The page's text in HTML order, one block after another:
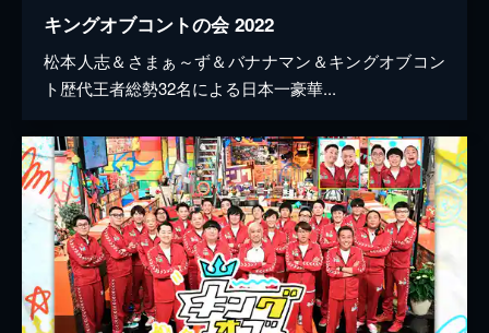
キングオブコントの会 2022
松本人志＆さまぁ～ず＆バナナマン＆キングオブコン
ト歴代王者総勢32名による日本一豪華...